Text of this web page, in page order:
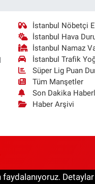
İstanbul Nöbetçi
İstanbul Hava
İstanbul Namaz
İstanbul Trafik
Süper Lig Puan
Tüm Manşetler
Son Dakika
Haber Arşivi
Detaylar